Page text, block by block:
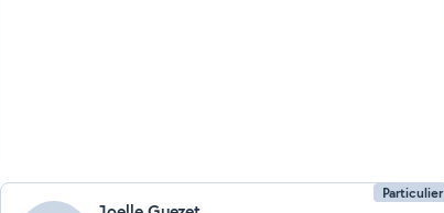
Particulier